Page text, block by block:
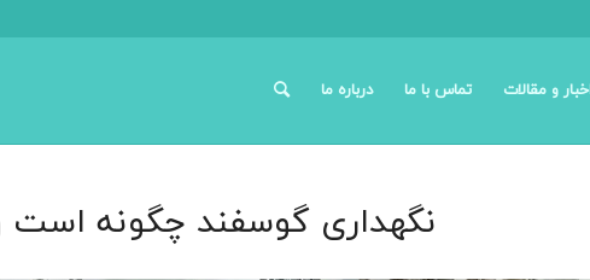
و مقالات تماس با ما درباره ما
نگهداری گوسفند چگونه است